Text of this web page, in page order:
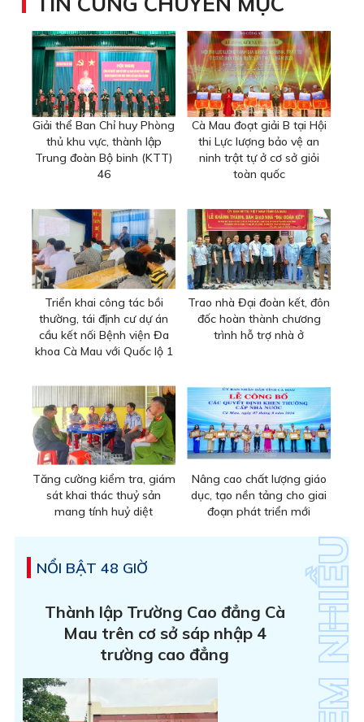
Giải thể Ban Chỉ huy Phòng
thủ khu vực, thành lập
Trung đoàn Bộ binh (KTT)
46
Cà Mau đoạt giải B tại Hội
thi Lực lượng bảo vệ an
ninh trật tự ở cơ sở giỏi
toàn quốc
Triển khai công tác bồi
thường, tái định cư dự án
cầu kết nối Bệnh viện Đa
khoa Cà Mau với Quốc lộ 1
Trao nhà Đại đoàn kết, đôn
đốc hoàn thành chương
trình hỗ trợ nhà ở
Tăng cường kiểm tra, giám
sát khai thác thuỷ sản
mang tính huỷ diệt
Nâng cao chất lượng giáo
dục, tạo nền tảng cho giai
đoạn phát triển mới
NỔI BẬT 48 GIỜ
Thành lập Trường Cao đẳng Cà
Mau trên cơ sở sáp nhập 4
trường cao đẳng